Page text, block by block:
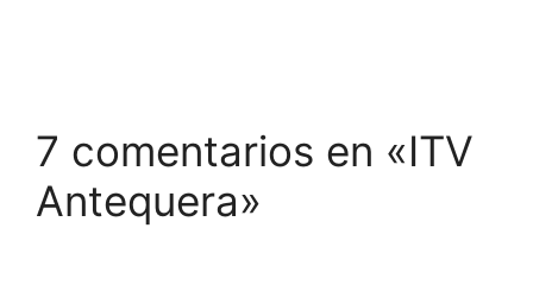
7 comentarios en «ITV
Antequera»